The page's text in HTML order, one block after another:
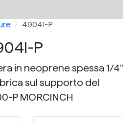
4904I-P
P
in neoprene spessa 1/4"
sul supporto del
P MORCINCH